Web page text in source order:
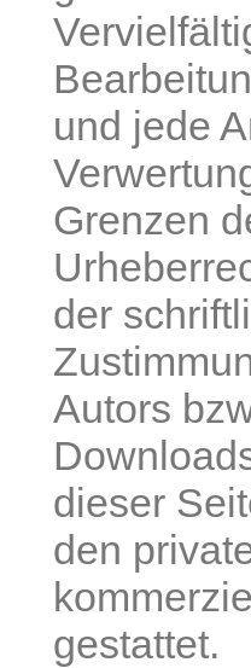
und jede
Grenzen
der
Autors
dieser
den
gestattet.